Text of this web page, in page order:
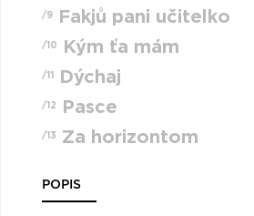
/9 Fakjů pani učitelko
/10 Kým ťa mám
/11 Dýchaj
/12 Pasce
/13 Za horizontom
POPIS